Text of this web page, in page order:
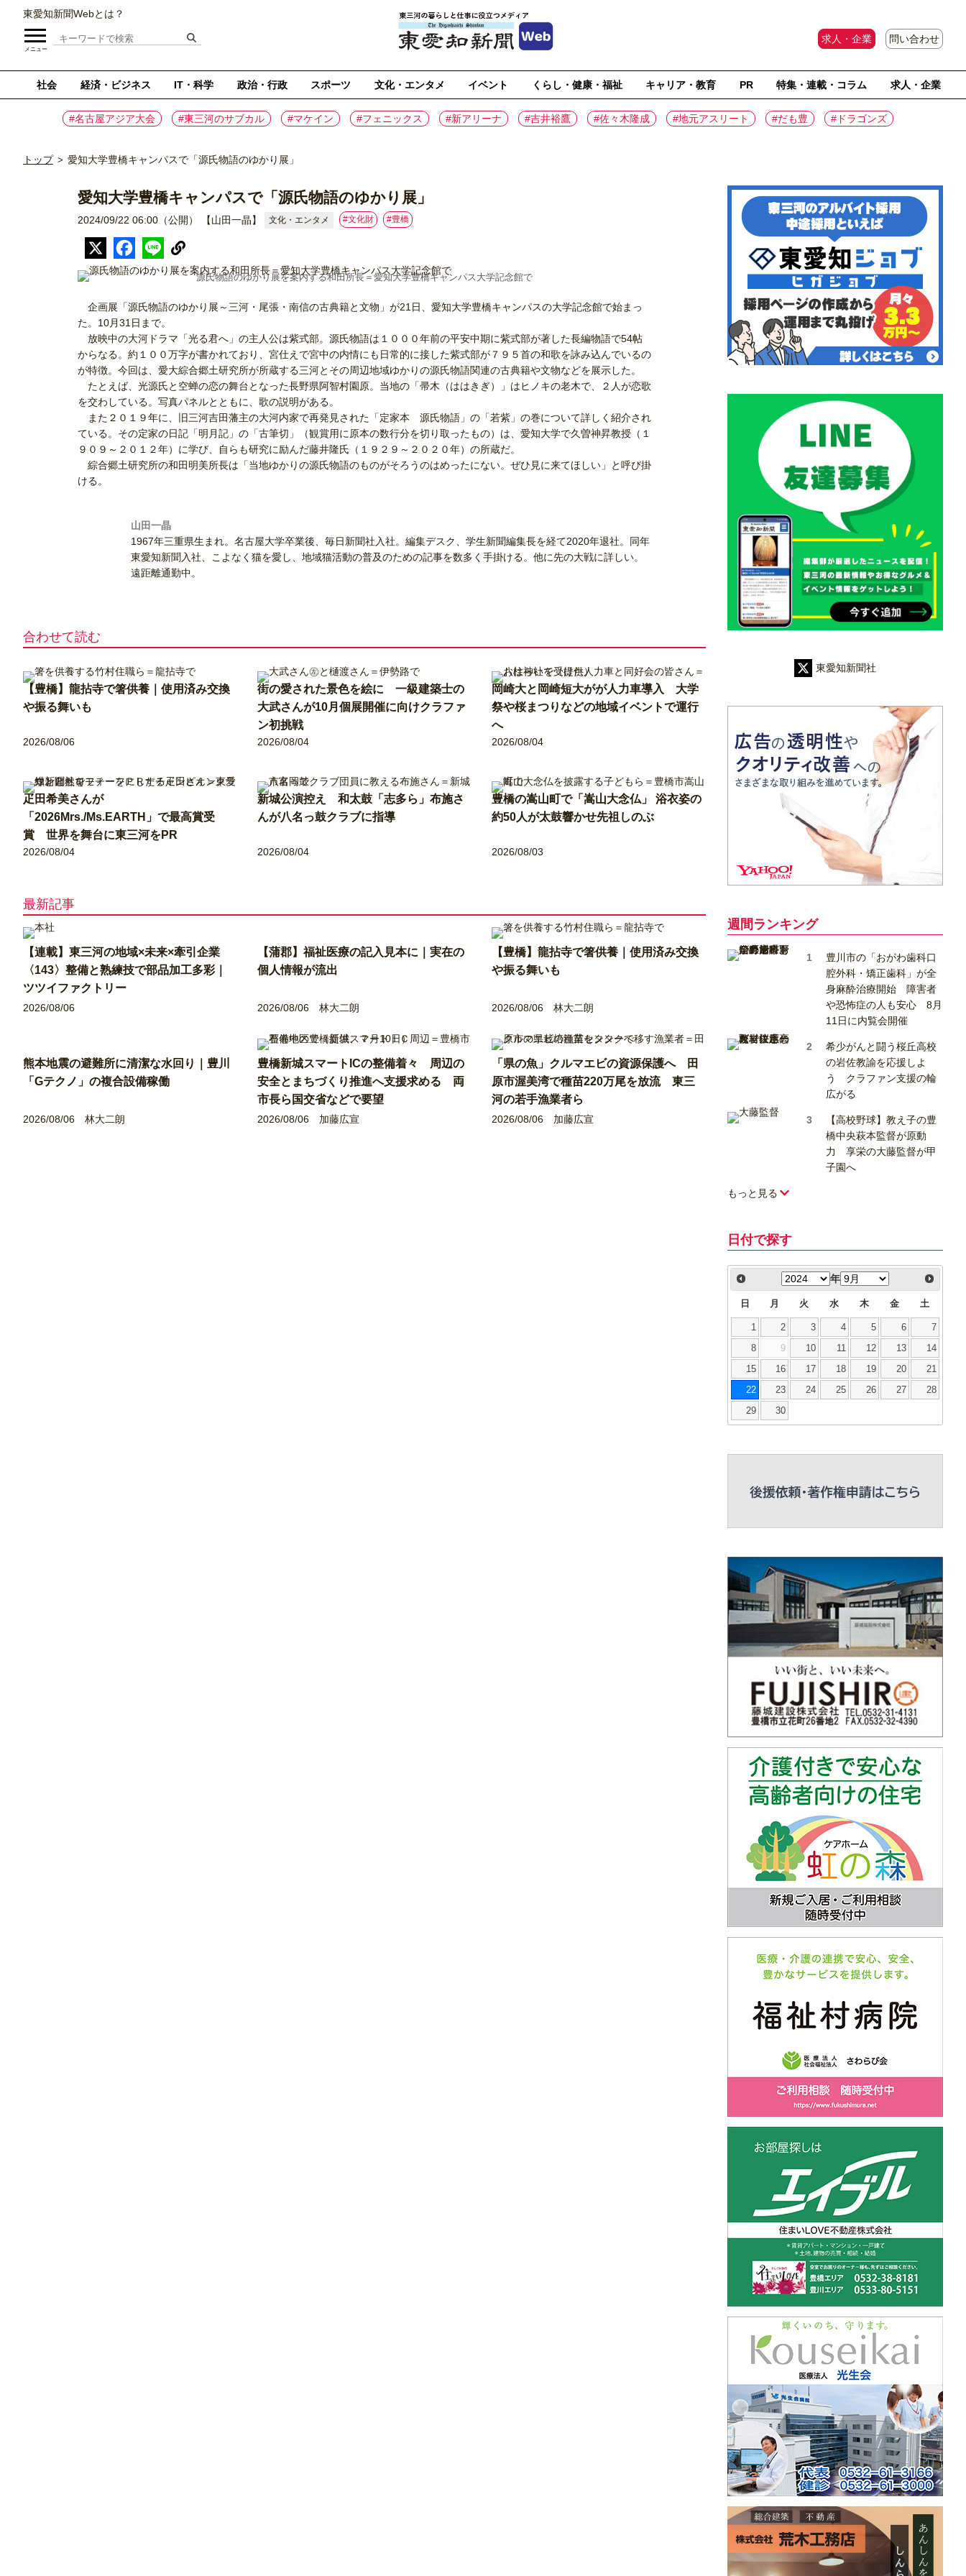
東愛知新聞Webとは？
求人・企業 問い合わせ
社会 経済・ビジネス IT・科学 政治・行政 スポーツ 文化・エンタメ イベント くらし・健康・福祉 キャリア・教育 PR 特集・連載・コラム 求人・企業
#名古屋アジア大会 #東三河のサブカル #マケイン #フェニックス #新アリーナ #吉井裕鷹 #佐々木隆成 #地元アスリート #だも豊 #ドラゴンズ
メニュー
トップ > 愛知大学豊橋キャンパスで「源氏物語のゆかり展」
愛知大学豊橋キャンパスで「源氏物語のゆかり展」
2024/09/22 06:00（公開） 【山田一晶】 文化・エンタメ #文化財 #豊橋
源氏物語のゆかり展を案内する和田所長＝愛知大学豊橋キャンパス大学記念館で
企画展「源氏物語のゆかり展～三河・尾張・南信の古典籍と文物」が21日、愛知大学豊橋キャンパスの大学記念館で始まっ
た。10月31日まで。
放映中の大河ドラマ「光る君へ」の主人公は紫式部。源氏物語は１０００年前の平安中期に紫式部が著した長編物語で54帖
からなる。約１００万字が書かれており、宮仕えで宮中の内情にも日常的に接した紫式部が７９５首の和歌を詠み込んでいるの
が特徴。今回は、愛大綜合郷土研究所が所蔵する三河とその周辺地域ゆかりの源氏物語関連の古典籍や文物などを展示した。
たとえば、光源氏と空蝉の恋の舞台となった長野県阿智村園原。当地の「帚木（ははきぎ）」はヒノキの老木で、２人が恋歌
を交わしている。写真パネルとともに、歌の説明がある。
また２０１９年に、旧三河吉田藩主の大河内家で再発見された「定家本 源氏物語」の「若紫」の巻について詳しく紹介され
ている。その定家の日記「明月記」の「古筆切」（観賞用に原本の数行分を切り取ったもの）は、愛知大学で久曽神昇教授（１
９０９～２０１２年）に学び、自らも研究に励んだ藤井隆氏（１９２９～２０２０年）の所蔵だ。
綜合郷土研究所の和田明美所長は「当地ゆかりの源氏物語のものがそろうのはめったにない。ぜひ見に来てほしい」と呼び掛
ける。
山田一晶
1967年三重県生まれ。名古屋大学卒業後、毎日新聞社入社。編集デスク、学生新聞編集長を経て2020年退社。同年
東愛知新聞入社、こよなく猫を愛し、地域猫活動の普及のための記事を数多く手掛ける。他に先の大戦に詳しい。
遠距離通勤中。
合わせて読む
【豊橋】龍拈寺で箸供養｜使用済み交換
や振る舞いも
2026/08/06
街の愛された景色を絵に 一級建築士の
大武さんが10月個展開催に向けクラファ
ン初挑戦
2026/08/04
岡崎大と岡崎短大がが人力車導入 大学
祭や桜まつりなどの地域イベントで運行
へ
2026/08/04
疋田希美さんが
「2026Mrs./Ms.EARTH」で最高賞受
賞 世界を舞台に東三河をPR
2026/08/04
新城公演控え 和太鼓「志多ら」布施さ
んが八名っ鼓クラブに指導
2026/08/04
豊橋の嵩山町で「嵩山大念仏」 浴衣姿の
約50人が太鼓響かせ先祖しのぶ
2026/08/03
最新記事
【連載】東三河の地域×未来×牽引企業
〈143〉整備と熟練技で部品加工多彩｜
ツツイファクトリー
2026/08/06
【蒲郡】福祉医療の記入見本に｜実在の
個人情報が流出
2026/08/06 林大二朗
【豊橋】龍拈寺で箸供養｜使用済み交換
や振る舞いも
2026/08/06 林大二朗
熊本地震の避難所に清潔な水回り｜豊川
「Gテクノ」の複合設備稼働
2026/08/06 林大二朗
豊橋新城スマートICの整備着々 周辺の
安全とまちづくり推進へ支援求める 両
市長ら国交省などで要望
2026/08/06 加藤広宣
「県の魚」クルマエビの資源保護へ 田
原市渥美湾で種苗220万尾を放流 東三
河の若手漁業者ら
2026/08/06 加藤広宣
東愛知新聞社
週間ランキング
豊川市の「おがわ歯科口
腔外科・矯正歯科」が全
身麻酔治療開始 障害者
や恐怖症の人も安心 8月
11日に内覧会開催
希少がんと闘う桜丘高校
の岩佐教諭を応援しよ
う クラファン支援の輪
広がる
【高校野球】教え子の豊
橋中央萩本監督が原動
力 享栄の大藤監督が甲
子園へ
もっと見る
日付で探す
年
日 月 火 水 木 金 土
1 2 3 4 5 6 7
8 9 10 11 12 13 14
15 16 17 18 19 20 21
22 23 24 25 26 27 28
29 30